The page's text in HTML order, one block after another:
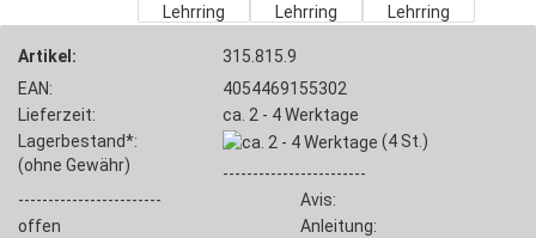
Artikel:
315.815.9
EAN:
4054469155302
Lieferzeit:
ca. 2 - 4 Werktage
Lagerbestand*:
(ohne Gewähr)
(4 St.)
------------------------
------------------------
Avis:
offen
Anleitung: